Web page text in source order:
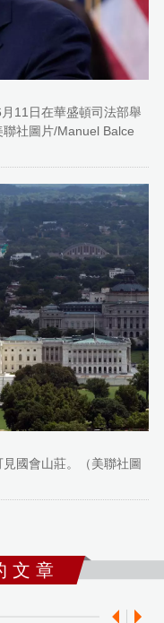
11日在華盛頓司法部舉
社圖片/Manuel Balce
國會山莊。（美聯社圖
文 章